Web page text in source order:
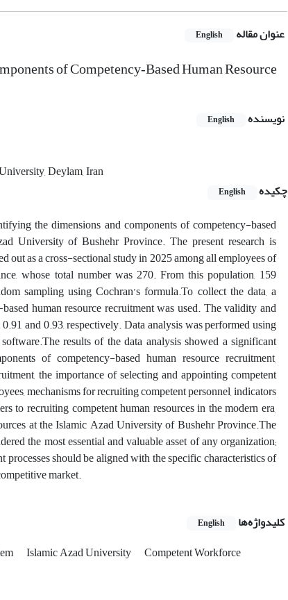
عنوان مقاله English
of Competency‑Based Human Resource
نویسنده English
Deylam, Iran
چکیده
English
the dimensions and components of competency-based
University of Bushehr Province. The present research is
out as a cross-sectional study in 2025 among all employees of
whose total number was 270. From this population, 159
sampling using Cochran’s formula.To collect the data, a
human resource recruitment was used. The validity and
and 0.93, respectively. Data analysis was performed using
results of the data analysis showed a significant
of competency-based human resource recruitment,
the importance of selecting and appointing competent
mechanisms for recruiting competent personnel, indicators
to recruiting competent human resources in the modern era,
at the Islamic Azad University of Bushehr Province.The
the most essential and valuable asset of any organization;
should be aligned with the specific characteristics of
market.
کلیدواژه‌ها English
Islamic Azad University Competent Workforce